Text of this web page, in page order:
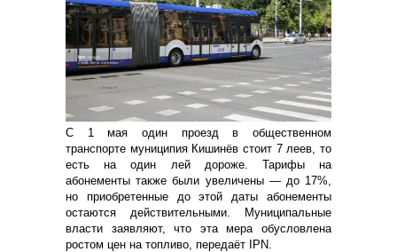
С 1 мая один проезд в общественном
транспорте муниципия Кишинёв стоит 7 леев, то
есть на один лей дороже. Тарифы на
абонементы также были увеличены — до 17%,
но приобретенные до этой даты абонементы
остаются действительными. Муниципальные
власти заявляют, что эта мера обусловлена
ростом цен на топливо, передаёт IPN.